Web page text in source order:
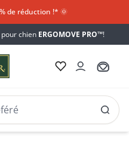
de réduction !*​ 🌞
chien ERGOMOVE PRO™!